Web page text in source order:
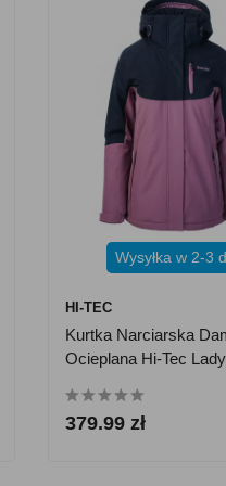
Wysyłka w 2-3
HI-TEC
Kurtka Narciarska
Ocieplana Hi-Tec
379.99 zł